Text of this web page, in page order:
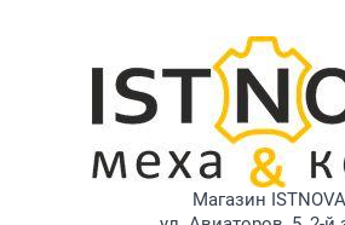
Магазин